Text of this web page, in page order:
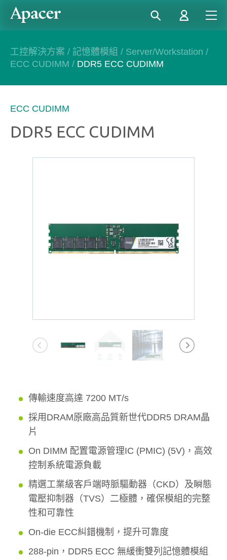
工控解決方案 / 記憶體模組 / Server/Workstation /
ECC CUDIMM / DDR5 ECC CUDIMM
ECC CUDIMM
DDR5 ECC CUDIMM
傳輸速度高達 7200 MT/s
採用DRAM原廠高品質新世代DDR5 DRAM晶
片
On DIMM 配置電源管理IC (PMIC) (5V)，高效
控制系統電源負載
精選工業級客戶端時脈驅動器（CKD）及瞬態
電壓抑制器（TVS）二極體，確保模組的完整
性和可靠性
On-die ECC糾錯機制，提升可靠度
288-pin，DDR5 ECC 無緩衝雙列記憶體模組